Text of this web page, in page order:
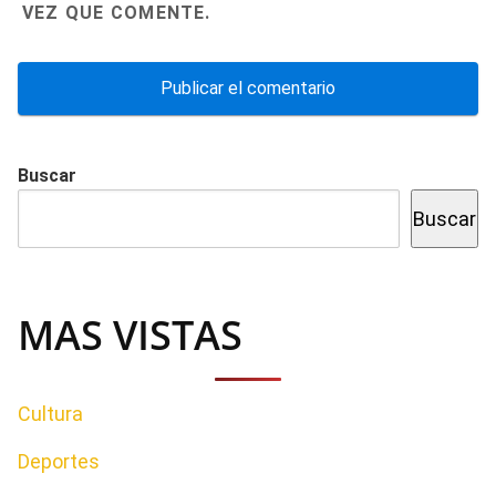
VEZ QUE COMENTE.
Buscar
Buscar
MAS VISTAS
Cultura
Deportes